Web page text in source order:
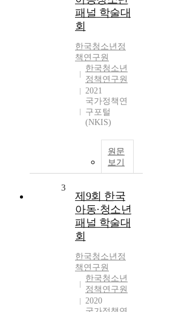
패널 학술대
회
한국청소년정
책연구원
한국청소년
정책연구원
2021
국가정책연
구포털
(NKIS)
원문
보기
3
제9회 한국
아동·청소년
패널 학술대
회
한국청소년정
책연구원
한국청소년
정책연구원
2020